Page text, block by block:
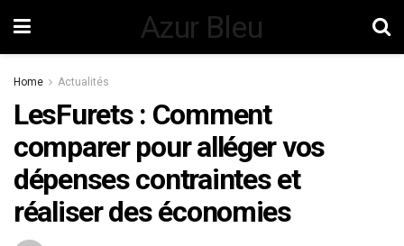
Azur Bleu
Home Actualités
LesFurets : Comment
comparer pour alléger vos
dépenses contraintes et
réaliser des économies